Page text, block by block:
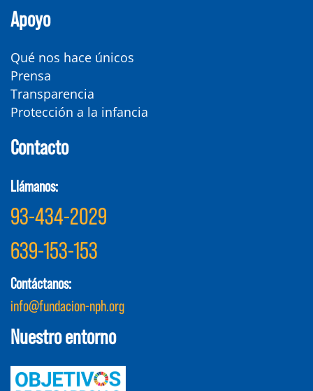
Apoyo
Qué nos hace únicos
Prensa
Transparencia
Protección a la infancia
Contacto
Llámanos:
93-434-2029
639-153-153
Contáctanos:
info@fundacion-nph.org
Nuestro entorno